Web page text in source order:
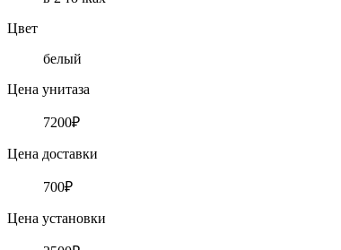
Цвет
белый
Цена унитаза
7200₽
Цена доставки
700₽
Цена установки